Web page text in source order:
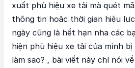
xuất phù hiệu xe tải mà quét
thông tin hoặc thời gian hiệu
ngày cũng là hết hạn nha các
hiện phù hiệu xe tải của mình
làm sao? , bài viết này chỉ nói